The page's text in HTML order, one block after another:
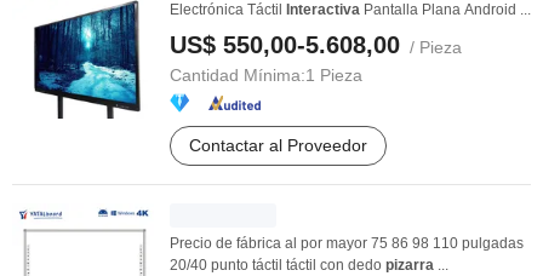
Electrónica Táctil
Interactiva Pantalla Plana Android ...
US$ 550,00-5.608,00 / Pieza
Cantidad Mínima:1 Pieza
Contactar al Proveedor
Precio de fábrica al por mayor 75 86 98 110 pulgadas
20/40 punto táctil táctil con dedo pizarra ...